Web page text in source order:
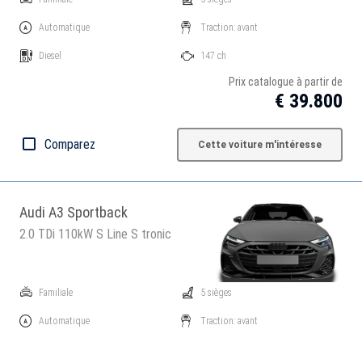
Automatique
Diesel
Traction: avant
147 ch
Prix catalogue à partir de
€ 39.800
Comparez Cette voiture m'intéresse
Audi A3 Sportback
2.0 TDi 110kW S Line S tronic
Familiale
Automatique
5 sièges
Traction: avant